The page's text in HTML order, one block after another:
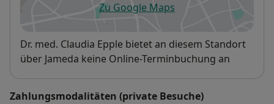
Zu Google Mapsöffnet in einer neuen
Verfügbarkeit
Dr. med. Claudia Epple bietet an diesem Standort
über Jameda keine Online-Terminbuchung an
Zahlungsmodalitäten (private Besuche)